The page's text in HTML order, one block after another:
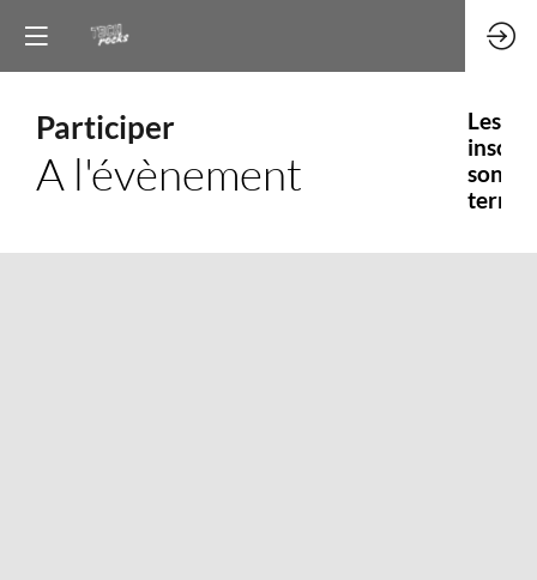
Participer
A l'évènement
Les
sont